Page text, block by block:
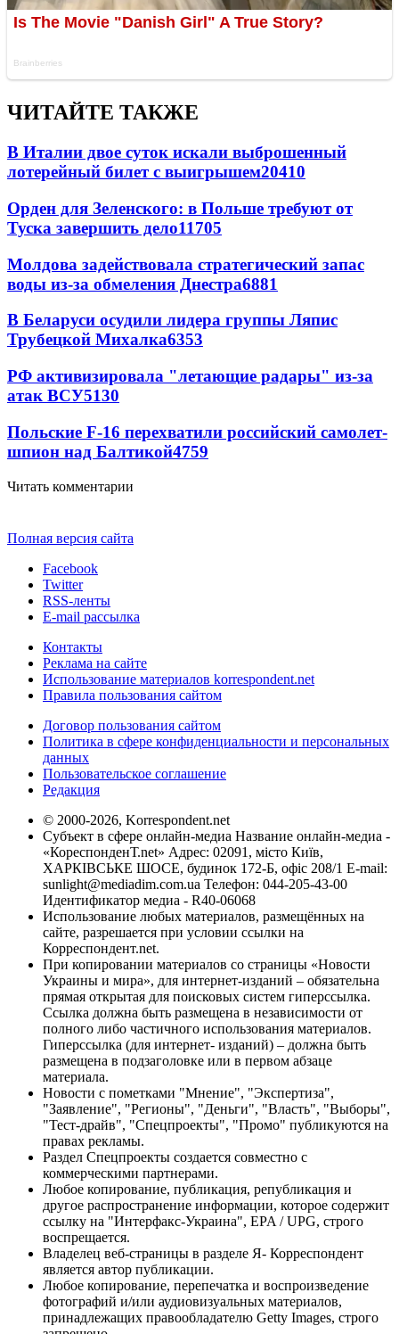
ЧИТАЙТЕ ТАКЖЕ
В Италии двое суток искали выброшенный
лотерейный билет с выигрышем20410
Орден для Зеленского: в Польше требуют от
Туска завершить дело11705
Молдова задействовала стратегический запас
воды из-за обмеления Днестра6881
В Беларуси осудили лидера группы Ляпис
Трубецкой Михалка6353
РФ активизировала "летающие радары" из-за
атак ВСУ5130
Польские F-16 перехватили российский самолет-
шпион над Балтикой4759
Читать комментарии
Полная версия сайта
Facebook
Twitter
RSS-ленты
E-mail рассылка
Контакты
Реклама на сайте
Использование материалов korrespondent.net
Правила пользования сайтом
Договор пользования сайтом
Политика в сфере конфиденциальности и персональных
данных
Пользовательское соглашение
Редакция
© 2000-2026, Korrespondent.net
Субъект в сфере онлайн-медиа Название онлайн-медиа -
«КореспонденТ.net» Адрес: 02091, місто Київ,
ХАРКІВСЬКЕ ШОСЕ, будинок 172-Б, офіс 208/1 E-mail:
sunlight@mediadim.com.ua Телефон: 044-205-43-00
Идентификатор медиа - R40-06068
Использование любых материалов, размещённых на
сайте, разрешается при условии ссылки на
Корреспондент.net.
При копировании материалов со страницы «Новости
Украины и мира», для интернет-изданий – обязательна
прямая открытая для поисковых систем гиперссылка.
Ссылка должна быть размещена в независимости от
полного либо частичного использования материалов.
Гиперссылка (для интернет- изданий) – должна быть
размещена в подзаголовке или в первом абзаце
материала.
Новости с пометками "Мнение", "Экспертиза",
"Заявление", "Регионы", "Деньги", "Власть", "Выборы",
"Тест-драйв", "Спецпроекты", "Промо" публикуются на
правах рекламы.
Раздел Спецпроекты создается совместно с
коммерческими партнерами.
Любое копирование, публикация, републикация и
другое распространение информации, которое содержит
ссылку на "Интерфакс-Украина", EPA / UPG, строго
воспрещается.
Владелец веб-страницы в разделе Я- Корреспондент
является автор публикации.
Любое копирование, перепечатка и воспроизведение
фотографий и/или аудиовизуальных материалов,
принадлежащих правообладателю Getty Images, строго